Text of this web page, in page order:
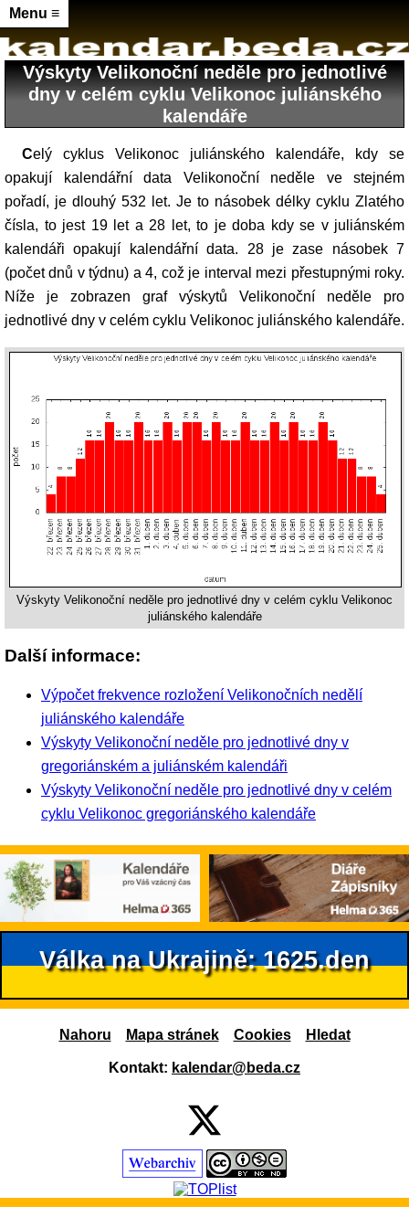
Menu ≡
Výskyty Velikonoční neděle pro jednotlivé
dny v celém cyklu Velikonoc juliánského
kalendáře
Celý cyklus Velikonoc juliánského kalendáře, kdy se
opakují kalendářní data Velikonoční neděle ve stejném
pořadí, je dlouhý 532 let. Je to násobek délky cyklu Zlatého
čísla, to jest 19 let a 28 let, to je doba kdy se v juliánském
kalendáři opakují kalendářní data. 28 je zase násobek 7
(počet dnů v týdnu) a 4, což je interval mezi přestupnými roky.
Níže je zobrazen graf výskytů Velikonoční neděle pro
jednotlivé dny v celém cyklu Velikonoc juliánského kalendáře.
Výskyty Velikonoční neděle pro jednotlivé dny v celém cyklu Velikonoc
juliánského kalendáře
Další informace:
Výpočet frekvence rozložení Velikonočních nedělí
juliánského kalendáře
Výskyty Velikonoční neděle pro jednotlivé dny v
gregoriánském a juliánském kalendáři
Výskyty Velikonoční neděle pro jednotlivé dny v celém
cyklu Velikonoc gregoriánského kalendáře
Válka na Ukrajině: 1625.den
Nahoru Mapa stránek Cookies Hledat
Kontakt: kalendar@beda.cz